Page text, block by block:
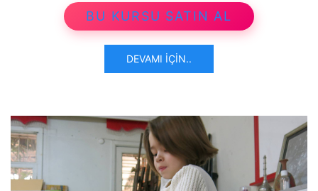
BU KURSU SATIN AL
DEVAMI İÇIN..